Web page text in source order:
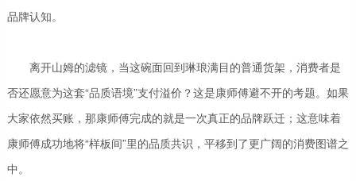
品牌认知。
离开山姆的滤镜，当这碗面回到琳琅满目的普通货架，消费者是
否还愿意为这套“品质语境”支付溢价？这是康师傅避不开的考题。如果
大家依然买账，那康师傅完成的就是一次真正的品牌跃迁；这意味着
康师傅成功地将“样板间”里的品质共识，平移到了更广阔的消费图谱之
中。